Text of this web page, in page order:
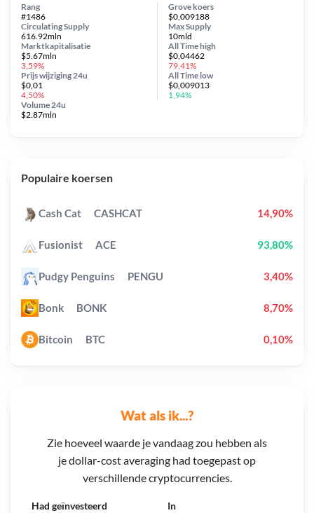
Wat als ik...?
Zie hoeveel waarde je vandaag zou hebben als
je dollar-cost averaging had toegepast op
verschillende cryptocurrencies.
Had geïnvesteerd In
Grove koers
$0,009188
Circulating Supply
616.92mln
Prijs wijziging 24u
$0,01
4,50%
Max Supply
10mld
Marktkapitalisatie
$5.67mln
3,59%
Volume 24u
$2.87mln
Rang
#1486
All Timehigh
$0,04462
79,41%
All Time low
$0,009013
1,94%
Populaire koersen
Cash Cat CASHCAT 14,90%
Fusionist ACE 93,80%
Pudgy Penguins PENGU 3,40%
Bonk BONK 8,70%
Bitcoin BTC 0,10%